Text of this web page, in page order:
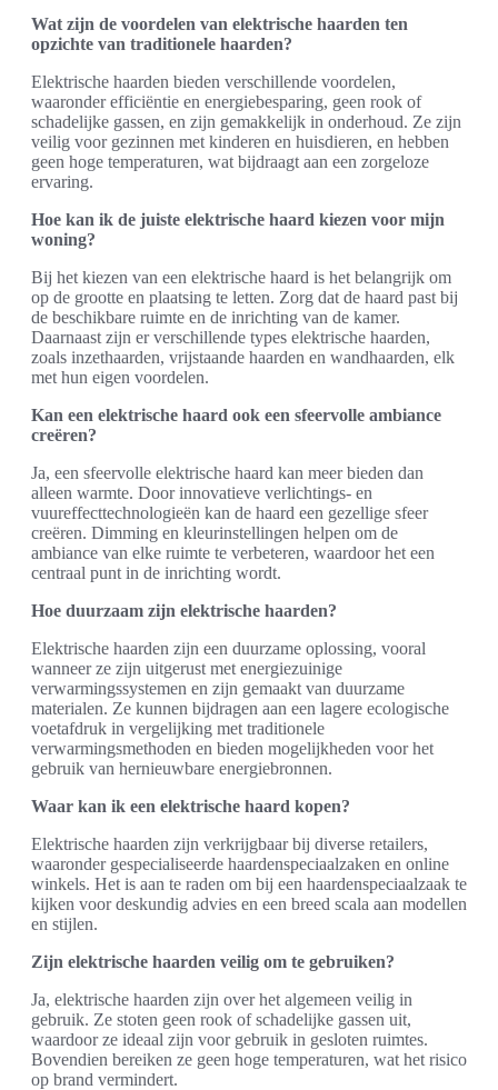
Wat zijn de voordelen van elektrische haarden ten
opzichte van traditionele haarden?
Elektrische haarden bieden verschillende voordelen,
waaronder efficiëntie en energiebesparing, geen rook of
schadelijke gassen, en zijn gemakkelijk in onderhoud. Ze zijn
veilig voor gezinnen met kinderen en huisdieren, en hebben
geen hoge temperaturen, wat bijdraagt aan een zorgeloze
ervaring.
Hoe kan ik de juiste elektrische haard kiezen voor mijn
woning?
Bij het kiezen van een elektrische haard is het belangrijk om
op de grootte en plaatsing te letten. Zorg dat de haard past bij
de beschikbare ruimte en de inrichting van de kamer.
Daarnaast zijn er verschillende types elektrische haarden,
zoals inzethaarden, vrijstaande haarden en wandhaarden, elk
met hun eigen voordelen.
Kan een elektrische haard ook een sfeervolle ambiance
creëren?
Ja, een sfeervolle elektrische haard kan meer bieden dan
alleen warmte. Door innovatieve verlichtings- en
vuureffecttechnologieën kan de haard een gezellige sfeer
creëren. Dimming en kleurinstellingen helpen om de
ambiance van elke ruimte te verbeteren, waardoor het een
centraal punt in de inrichting wordt.
Hoe duurzaam zijn elektrische haarden?
Elektrische haarden zijn een duurzame oplossing, vooral
wanneer ze zijn uitgerust met energiezuinige
verwarmingssystemen en zijn gemaakt van duurzame
materialen. Ze kunnen bijdragen aan een lagere ecologische
voetafdruk in vergelijking met traditionele
verwarmingsmethoden en bieden mogelijkheden voor het
gebruik van hernieuwbare energiebronnen.
Waar kan ik een elektrische haard kopen?
Elektrische haarden zijn verkrijgbaar bij diverse retailers,
waaronder gespecialiseerde haardenspeciaalzaken en online
winkels. Het is aan te raden om bij een haardenspeciaalzaak te
kijken voor deskundig advies en een breed scala aan modellen
en stijlen.
Zijn elektrische haarden veilig om te gebruiken?
Ja, elektrische haarden zijn over het algemeen veilig in
gebruik. Ze stoten geen rook of schadelijke gassen uit,
waardoor ze ideaal zijn voor gebruik in gesloten ruimtes.
Bovendien bereiken ze geen hoge temperaturen, wat het risico
op brand vermindert.